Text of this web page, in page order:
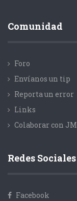
Comunidad
Foro
Envíanos un tip
Reporta un error
Links
Colaborar con JM
Redes Sociales
Facebook